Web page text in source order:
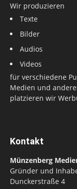
Wir produzieren
Texte
Bilder
Audios
Videos
für verschiedene
Medien und
platzieren wir
Kontakt
Münzenberg
Gründer und
Dunckerstraße 4